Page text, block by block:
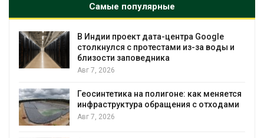
Самые популярные
В Индии проект дата-центра Google
столкнулся с протестами из-за воды и
близости заповедника
Авг 7, 2026
Геосинтетика на полигоне: как меняется
инфраструктура обращения с отходами
Авг 7, 2026